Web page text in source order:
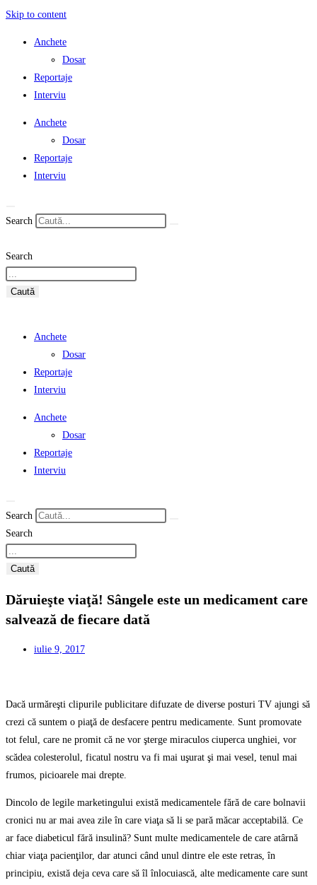
Skip to content
Anchete
Dosar
Reportaje
Interviu
Anchete
Dosar
Reportaje
Interviu
Search
Search
Caută
Anchete
Dosar
Reportaje
Interviu
Anchete
Dosar
Reportaje
Interviu
Search
Search
Caută
Dăruieşte viaţă! Sângele este un medicament care
salvează de fiecare dată
iulie 9, 2017
Dacă urmăreşti clipurile publicitare difuzate de diverse posturi TV ajungi să
crezi că suntem o piaţă de desfacere pentru medicamente. Sunt promovate
tot felul, care ne promit că ne vor şterge miraculos ciuperca unghiei, vor
scădea colesterolul, ficatul nostru va fi mai uşurat şi mai vesel, tenul mai
frumos, picioarele mai drepte.
Dincolo de legile marketingului există medicamentele fără de care bolnavii
cronici nu ar mai avea zile în care viaţa să li se pară măcar acceptabilă. Ce
ar face diabeticul fără insulină? Sunt multe medicamentele de care atârnă
chiar viaţa pacienţilor, dar atunci când unul dintre ele este retras, în
principiu, există deja ceva care să îl înlocuiască, alte medicamente care sunt